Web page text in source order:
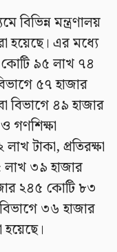
বিভিন্ন মন্ত্রণালয়
হয়েছে। এর মধ্যে
৯৫ লাখ ৭৪
৫৭ হাজার
বিভাগে ৪৯ হাজার
গণশিক্ষা
টাকা, প্রতিরক্ষা
লাখ ৩৯ হাজার
২৪৫ কোটি ৮৩
৩৬ হাজার